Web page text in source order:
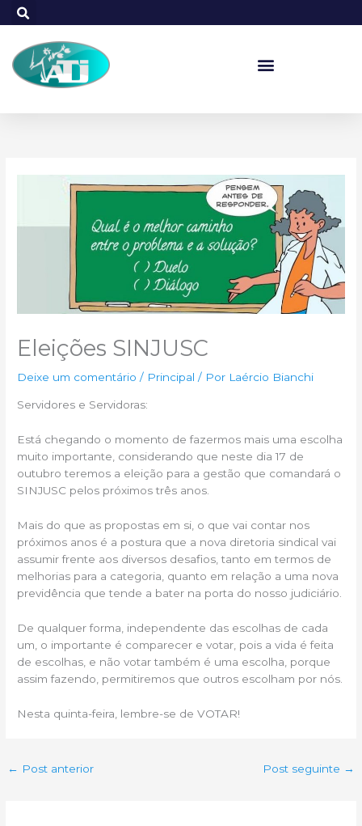
para
conteúdo
Eleições SINJUSC
Deixe um comentário / Principal / Por Laércio Bianchi
Servidores e Servidoras:
Está chegando o momento de fazermos mais uma escolha
muito importante, considerando que neste dia 17 de
outubro teremos a eleição para a gestão que comandará o
SINJUSC pelos próximos três anos.
Mais do que as propostas em si, o que vai contar nos
próximos anos é a postura que a nova diretoria sindical vai
assumir frente aos diversos desafios, tanto em termos de
melhorias para a categoria, quanto em relação a uma nova
previdência que tende a bater na porta do nosso judiciário.
De qualquer forma, independente das escolhas de cada
um, o importante é comparecer e votar, pois a vida é feita
de escolhas, e não votar também é uma escolha, porque
assim fazendo, permitiremos que outros escolham por nós.
Nesta quinta-feira, lembre-se de VOTAR!
← Post anterior Post seguinte →